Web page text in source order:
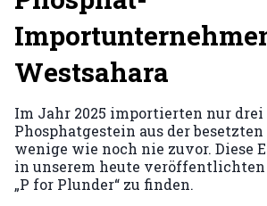
Westsahara
Im Jahr 2025 importierten nur
Phosphatgestein aus der besetzten
wenige wie noch nie zuvor. Diese
in unserem heute
„P for Plunder“ zu finden.